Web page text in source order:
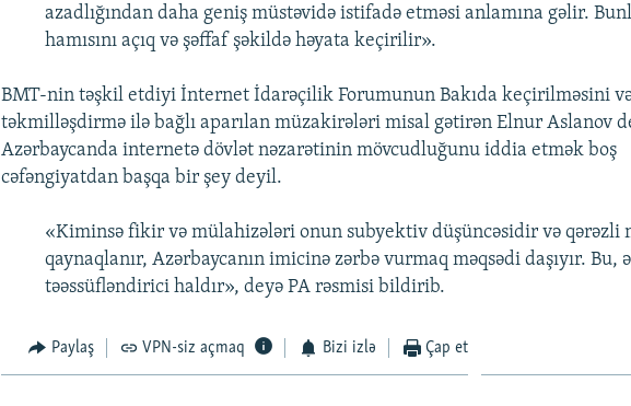
azadlığından daha geniş müstəvidə istifadə etməsi anlamına gəlir.
hamısını açıq və şəffaf şəkildə həyata keçirilir».
BMT-nin təşkil etdiyi İnternet İdarəçilik Forumunun Bakıda keçirilməsini
təkmilləşdirmə ilə bağlı aparılan müzakirələri misal gətirən Elnur Aslanov
Azərbaycanda internetə dövlət nəzarətinin mövcudluğunu iddia etmək boş
cəfəngiyatdan başqa bir şey deyil.
«Kiminsə fikir və mülahizələri onun subyektiv düşüncəsidir və qərəzli
qaynaqlanır, Azərbaycanın imicinə zərbə vurmaq məqsədi daşıyır. Bu,
təəssüfləndirici haldır», deyə PA rəsmisi bildirib.
Paylaş VPN-siz açmaq Bizi izlə Çap et